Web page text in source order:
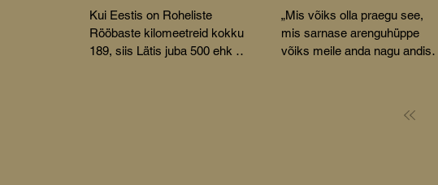
Kui Eestis on Roheliste
Rööbaste kilomeetreid kokku
189, siis Lätis juba 500 ehk 2,7
„Mis võiks olla praegu see,
mis sarnase arenguhüppe
võiks meile anda nagu andis
Turismikoda juhatuse liige Aive